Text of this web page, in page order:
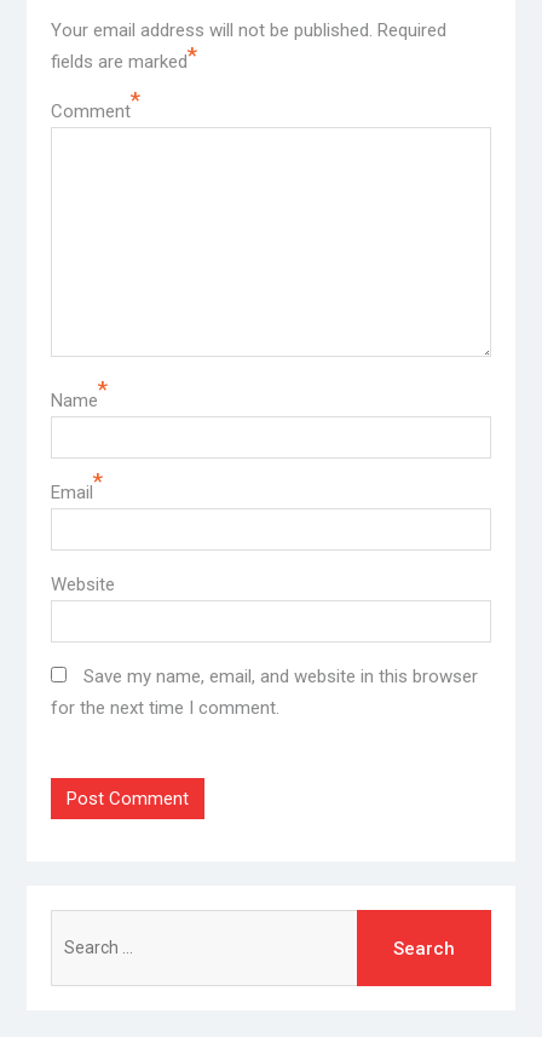
Your email address will not be published. Required
fields are marked*
Comment*
Name*
Email*
Website
Save my name, email, and website in this browser
for the next time I comment.
for: